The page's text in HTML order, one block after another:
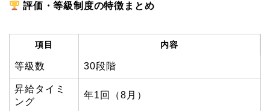
評価・等級制度の特徴まとめ
項目 内容
等級数 30段階
昇給タイミ
ング
年1回（8月）